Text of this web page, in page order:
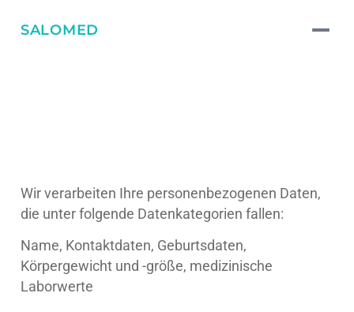
SALOMED
Wir verarbeiten Ihre personenbezogenen Daten,
die unter folgende Datenkategorien fallen:
Name, Kontaktdaten, Geburtsdaten,
Körpergewicht und -größe, medizinische
Laborwerte